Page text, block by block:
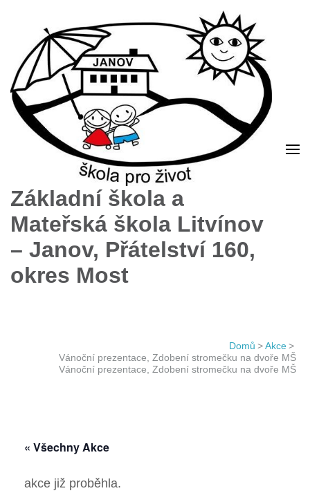
Základní škola a
Mateřská škola Litvínov
– Janov, Přátelství 160,
okres Most
Domů >Akce>
Vánoční prezentace, Zdobení stromečku na dvoře MŠ
Vánoční prezentace, Zdobení stromečku na dvoře MŠ
« Všechny Akce
akce již proběhla.